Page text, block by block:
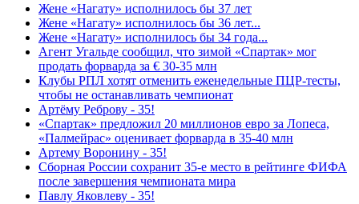
Жене «Нагату» исполнилось бы 37 лет
Жене «Нагату» исполнилось бы 36 лет...
Жене «Нагату» исполнилось бы 34 года...
Агент Угальде сообщил, что зимой «Спартак» мог
продать форварда за € 30-35 млн
Клубы РПЛ хотят отменить еженедельные ПЦР-тесты,
чтобы не останавливать чемпионат
Артёму Реброву - 35!
«Спартак» предложил 20 миллионов евро за Лопеса,
«Палмейрас» оценивает форварда в 35-40 млн
Артему Воронину - 35!
Сборная России сохранит 35-е место в рейтинге ФИФА
после завершения чемпионата мира
Павлу Яковлеву - 35!